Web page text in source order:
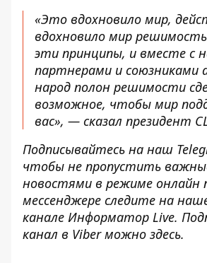
«Это вдохновило мир,
вдохновило мир
эти принципы, и вместе с
партнерами и союзниками
народ полон решимости
возможное, чтобы мир
вас», — сказал президент
Подписывайтесь на наш
чтобы не пропустить
новостями в режиме онлайн
мессенджере следите на
канале Информатор Live.
канал в Viber можно здесь.